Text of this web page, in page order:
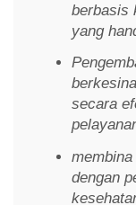
berbasis
yang
secara
dengan